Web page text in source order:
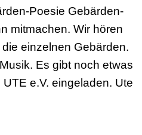
Poesie Gebärden-
mitmachen. Wir hören
einzelnen Gebärden.
Es gibt noch etwas
e.V. eingeladen. Ute